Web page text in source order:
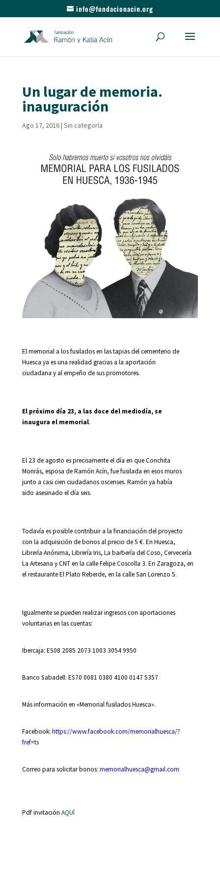
info@fundacionacin.org
Un lugar de memoria.
inauguración
Ago 17, 2016| Sin categoría
El memorial a los fusilados en las tapias del cementerio de
Huesca ya es una realidad gracias a la aportación
ciudadana y al empeño de sus promotores.
El próximo día 23, a las doce del mediodía, se
inaugura el memorial.
El 23 de agosto es precisamente el día en que Conchita
Monrás, esposa de Ramón Acín, fue fusilada en esos muros
junto a casi cien ciudadanos oscenses. Ramón ya había
sido asesinado el día seis.
Todavía es posible contribuir a la financiación del proyecto
con la adquisición de bonos al precio de 5 €. En Huesca,
Librería Anónima, Librería Iris, La barbería del Coso, Cervecería
La Artesana y CNT en la calle Felipe Coscolla 3. En Zaragoza, en
el restaurante El Plato Reberde, en la calle San Lorenzo 5.
Igualmente se pueden realizar ingresos con aportaciones
voluntarias en las cuentas:
Ibercaja: ES08 2085 2073 1003 3054 9950
Banco Sabadell: ES70 0081 0380 4100 0147 5357
Más información en «Memorial fusilados Huesca».
Facebook: https://www.facebook.com/memorialhuesca/?
fref=ts
Correo para solicitar bonos: memorialhuesca@gmail.com
Pdf invitación AQUÍ